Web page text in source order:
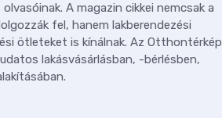
A magazin cikkei nemcsak a
fel, hanem lakberendezési
ötleteket is kínálnak. Az Otthontérkép
lakásvásárlásban, -bérlésben,